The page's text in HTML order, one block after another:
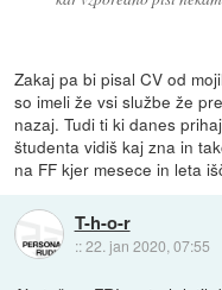
Zakaj pa bi pisal CV od
so imeli že vsi službe že
nazaj. Tudi ti ki danes
študenta vidiš kaj zna in
na FF kjer mesece in leta
T-h-o-r
::22. jan 2020, 07:55